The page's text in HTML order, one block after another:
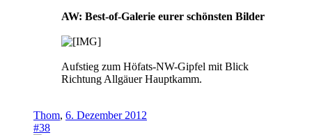
AW: Best-of-Galerie eurer schönsten Bilder
Aufstieg zum Höfats-NW-Gipfel mit Blick
Richtung Allgäuer Hauptkamm.
Thom, 6. Dezember 2012
#38